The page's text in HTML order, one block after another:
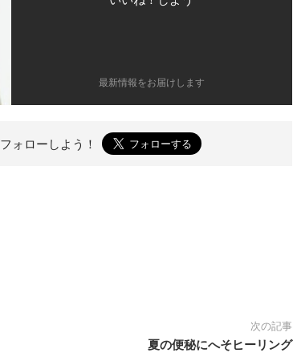
最新情報をお届けします
フォローしよう！
次の記事
夏の便秘にへそヒーリング